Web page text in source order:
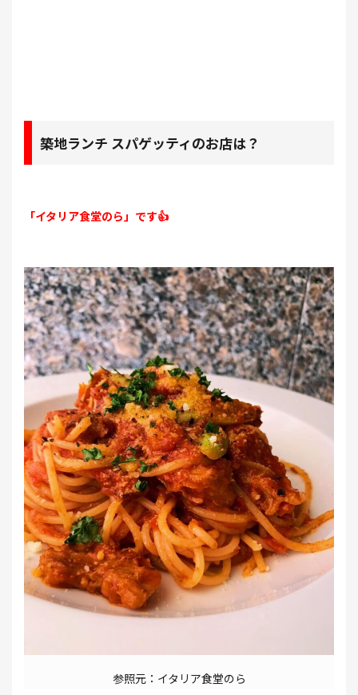
築地ランチ スパゲッティのお店は？
「イタリア食堂のら」です👍
参照元：イタリア食堂のら